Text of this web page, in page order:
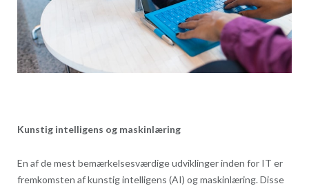
Kunstig intelligens og maskinlæring
En af de mest bemærkelsesværdige udviklinger inden for IT er
fremkomsten af kunstig intelligens (AI) og maskinlæring. Disse